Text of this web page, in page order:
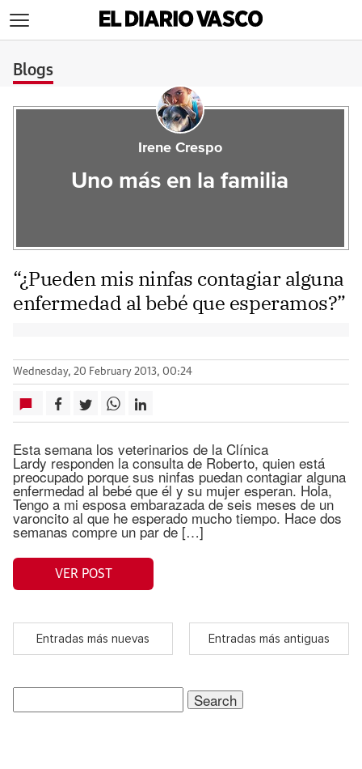
Blogs
Irene Crespo
Uno más en la familia
“¿Pueden mis ninfas contagiar alguna
enfermedad al bebé que esperamos?”
Wednesday, 20 February 2013, 00:24
Esta semana los veterinarios de la Clínica
Lardy responden la consulta de Roberto, quien está
preocupado porque sus ninfas puedan contagiar alguna
enfermedad al bebé que él y su mujer esperan. Hola,
Tengo a mi esposa embarazada de seis meses de un
varoncito al que he esperado mucho tiempo. Hace dos
semanas compre un par de […]
VER POST
Entradas más nuevas Entradas más antiguas
Search
for: